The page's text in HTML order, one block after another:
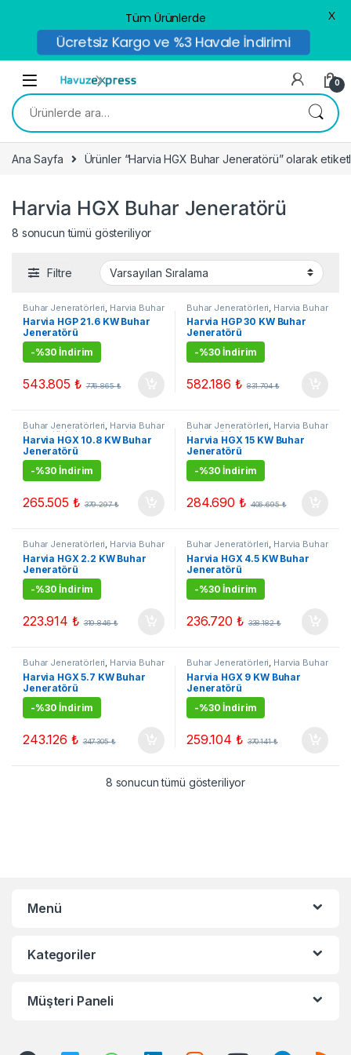
0
Ara:
Ana Sayfa Ürünler “Harvia HGX Buhar Jeneratörü” olarak
Harvia HGX Buhar Jeneratörü
8 sonucun tümü gösteriliyor
Filtre
Buhar Jeneratörleri Harvia Buhar
Jeneratörleri
Harvia HGP 21.6 KW Buhar
Jeneratörü
-%30 İndirim
543.805 ₺ 776.865₺
Buhar Jeneratörleri Harvia Buhar
Jeneratörleri
Harvia HGP 30 KW Buhar
Jeneratörü
-%30 İndirim
582.186 ₺ 831.704₺
Buhar Jeneratörleri, Harvia Buhar
Jeneratörleri
Harvia HGX 10.8 KW Buhar
Jeneratörü
-%30 İndirim
265.505 ₺ 379.297₺
Buhar Jeneratörleri, Harvia Buhar
Jeneratörleri
Harvia HGX 15 KW Buhar
Jeneratörü
-%30 İndirim
284.690 ₺ 406.695₺
Buhar Jeneratörleri, Harvia Buhar
Jeneratörleri
Harvia HGX 2.2 KW Buhar
Jeneratörü
-%30 İndirim
223.914 ₺ 319.846₺
Buhar Jeneratörleri, Harvia Buhar
Jeneratörleri
Harvia HGX 4.5 KW Buhar
Jeneratörü
-%30 İndirim
236.720 ₺ 338.182₺
Buhar Jeneratörleri, Harvia Buhar
Jeneratörleri
Harvia HGX 5.7 KW Buhar
Jeneratörü
-%30 İndirim
243.126 ₺ 347.305₺
Buhar Jeneratörleri, Harvia Buhar
Jeneratörleri
Harvia HGX 9 KW Buhar
Jeneratörü
-%30 İndirim
259.104 ₺ 370.141₺
8 sonucun tümü gösteriliyor
Menü
Kategoriler
Müşteri Paneli
Tüm Ürünlerde
Ücretsiz Kargo ve %3 Havale İndirimi
X